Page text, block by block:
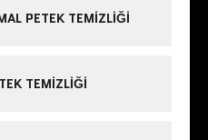
PETEK TEMIZLIĞI
TEMIZLIĞI